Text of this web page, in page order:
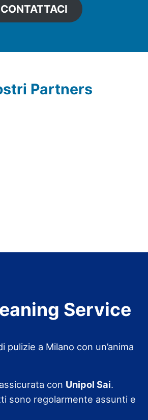
CONTATTACI
Partners
Service
pulizie a Milano con un’anima
con Unipol Sai.
sono regolarmente assunti e